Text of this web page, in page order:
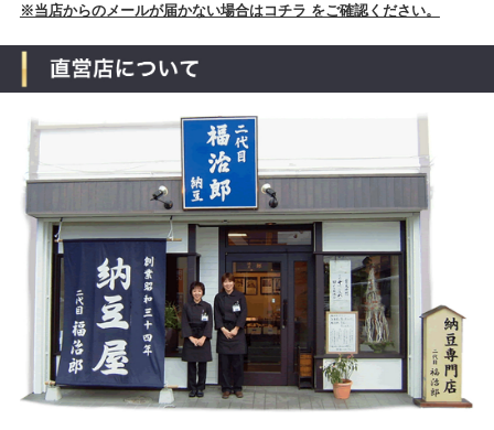
※当店からのメールが届かない場合はコチラ をご確認ください。